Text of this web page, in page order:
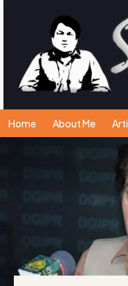
Home About Me